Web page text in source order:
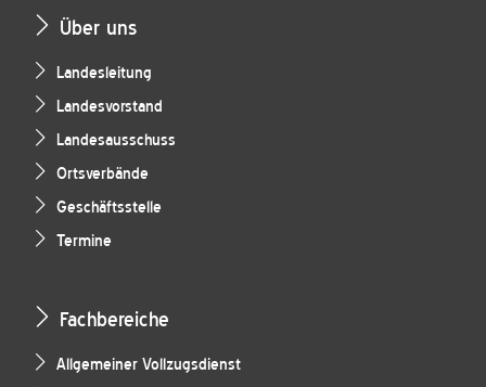
Über uns
Landesleitung
Landesvorstand
Landesausschuss
Ortsverbände
Geschäftsstelle
Termine
Fachbereiche
Allgemeiner Vollzugsdienst